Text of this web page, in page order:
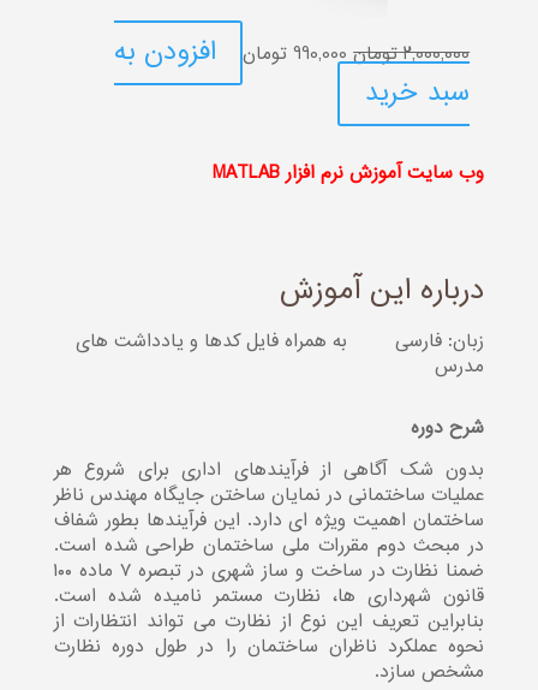
2,000,000تومان قیمت
اصلی:
2,000,000 تومان
بود.
990,000تومان قیمت
فعلی:
990,000 تومان.
افزودن به
سبد خرید
وب سایت آموزش نرم افزار MATLAB
درباره این آموزش
زبان: فارسی به همراه فایل کدها و یادداشت های
مدرس
شرح دوره
بدون شک آگاهی از فرآیندهای اداری برای شروع هر
عملیات ساختمانی در نمایان ساختن جایگاه مهندس ناظر
ساختمان اهمیت ویژه ای دارد. این فرآیندها بطور شفاف
در مبحث دوم مقررات ملی ساختمان طراحی شده است.
ضمنا نظارت در ساخت و ساز شهری در تبصره ۷ ماده ۱۰۰
قانون شهرداری ها، نظارت مستمر نامیده شده است.
بنابراین تعریف این نوع از نظارت می تواند انتظارات از
نحوه عملکرد ناظران ساختمان را در طول دوره نظارت
مشخص سازد.